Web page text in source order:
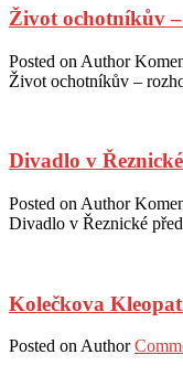
Život ochotníkův
Posted on Author
Život ochotníkův –
Divadlo v
Posted on Author
Divadlo v Řeznické
Kolečkova
Posted onAuthor